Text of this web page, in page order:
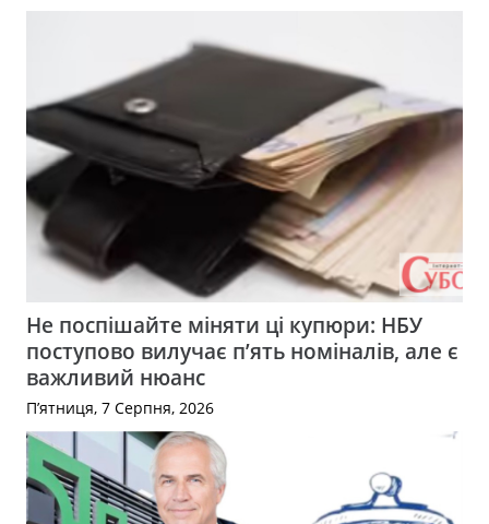
Не поспішайте міняти ці купюри: НБУ
поступово вилучає п’ять номіналів, але є
важливий нюанс
П’ятниця, 7 Серпня, 2026